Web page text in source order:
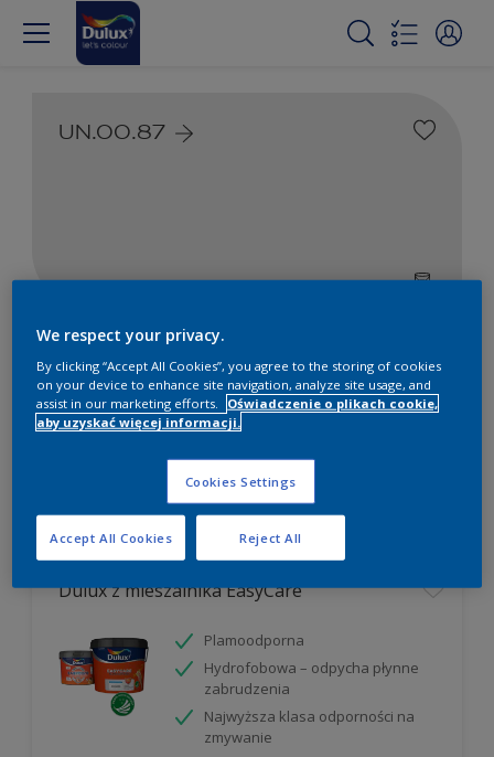
UN.00.87
Farby białe i kolorowe do
wnętrz i na zewnątrz
1Produkty znalezione
Filter
Dulux z mieszalnika EasyCare
Plamoodporna
Hydrofobowa – odpycha płynne
zabrudzenia
Najwyższa klasa odporności na
zmywanie
We respect your privacy.
By clicking “Accept All Cookies”, you agree to the storing of cookies
on your device to enhance site navigation, analyze site usage, and
assist in our marketing efforts.
Oświadczenie o plikach cookie,
aby uzyskać więcej informacji.
Cookies Settings
Reject All
Accept All Cookies